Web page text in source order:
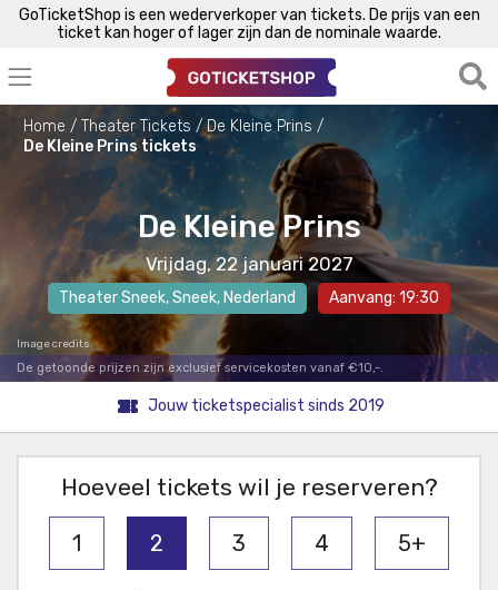
GoTicketShop is een wederverkoper van tickets. De prijs van een
ticket kan hoger of lager zijn dan de nominale waarde.
Home Theater Tickets
De Kleine Prins
De Kleine Prins tickets
De Kleine Prins
Vrijdag, 22 januari 2027
Theater Sneek,Sneek, Nederland Aanvang: 19:30
Image credits
De getoonde prijzen zijn exclusief servicekosten vanaf €10,-.
Jouw ticketspecialist sinds 2019
Hoeveel tickets wil je reserveren?
1 2 3 4 5+